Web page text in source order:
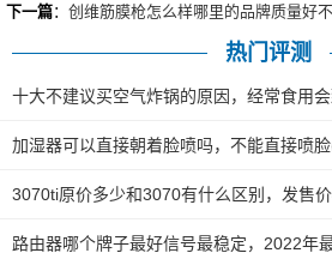
下一篇： 创维筋膜枪怎么样哪里的品牌质量好不
热门评测